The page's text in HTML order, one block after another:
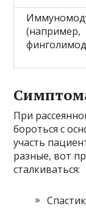
(например,
При
бороться с
участь
разные, вот
сталкиваться: